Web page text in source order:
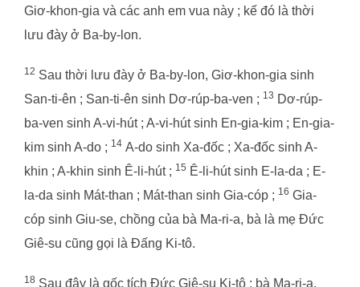
Giơ-khon-gia và các anh em vua này ; kế đó là thời
lưu đày ở Ba-by-lon.
12 Sau thời lưu đày ở Ba-by-lon, Giơ-khon-gia sinh
San-ti-ên ; San-ti-ên sinh Dơ-rúp-ba-ven ; 13 Dơ-rúp-
ba-ven sinh A-vi-hút ; A-vi-hút sinh En-gia-kim ; En-gia-
kim sinh A-do ; 14 A-do sinh Xa-đốc ; Xa-đốc sinh A-
khin ; A-khin sinh Ê-li-hút ; 15 Ê-li-hút sinh E-la-da ; E-
la-da sinh Mát-than ; Mát-than sinh Gia-cóp ; 16 Gia-
cóp sinh Giu-se, chồng của bà Ma-ri-a, bà là mẹ Đức
Giê-su cũng gọi là Đấng Ki-tô.
18 Sau đây là gốc tích Đức Giê-su Ki-tô : bà Ma-ri-a,